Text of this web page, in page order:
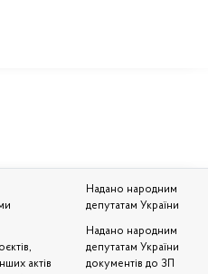
актів
Надано народним
депутатам України
Надано народним
депутатам України
документів до ЗП